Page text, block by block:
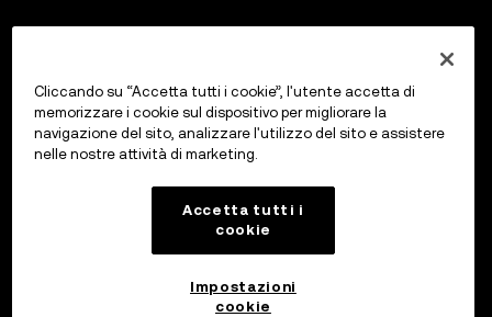
Cliccando su “Accetta tutti i cookie”, l'utente accetta di
memorizzare i cookie sul dispositivo per migliorare la
navigazione del sito, analizzare l'utilizzo del sito e assistere
nelle nostre attività di marketing.
Accetta tutti i
cookie
Impostazioni
cookie